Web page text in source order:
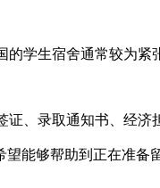
学生宿舍通常较为
、录取通知书、经
望能够帮助到正在准